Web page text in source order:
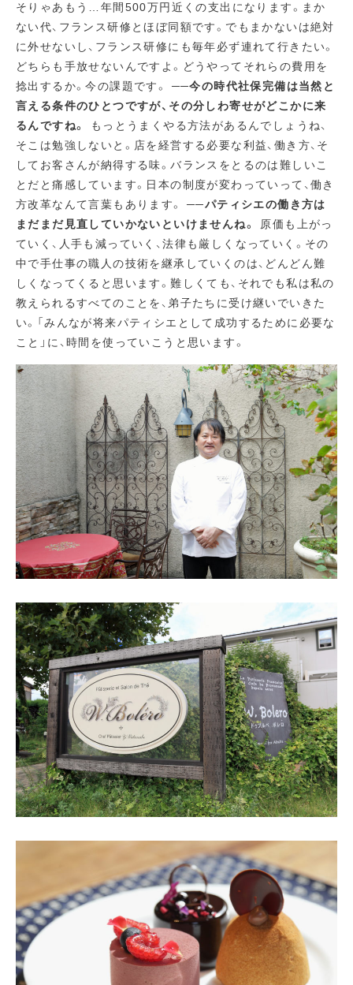
そりゃあもう…年間500万円近くの支出になります。まか
ない代、フランス研修とほぼ同額です。でもまかないは絶対
に外せないし、フランス研修にも毎年必ず連れて行きたい。
どちらも手放せないんですよ。どうやってそれらの費用を
捻出するか。今の課題です。 ──今の時代社保完備は当然と
言える条件のひとつですが、その分しわ寄せがどこかに来
るんですね。
もっとうまくやる方法があるんでしょうね、
そこは勉強しないと。店を経営する必要な利益、働き方、そ
してお客さんが納得する味。バランスをとるのは難しいこ
とだと痛感しています。日本の制度が変わっていって、働き
方改革なんて言葉もあります。 ──パティシエの働き方は
まだまだ見直していかないといけませんね。
原価も上がっ
ていく、人手も減っていく、法律も厳しくなっていく。その
中で手仕事の職人の技術を継承していくのは、どんどん難
しくなってくると思います。難しくても、それでも私は私の
教えられるすべてのことを、弟子たちに受け継いでいきた
い。「みんなが将来パティシエとして成功するために必要な
こと」に、時間を使っていこうと思います。